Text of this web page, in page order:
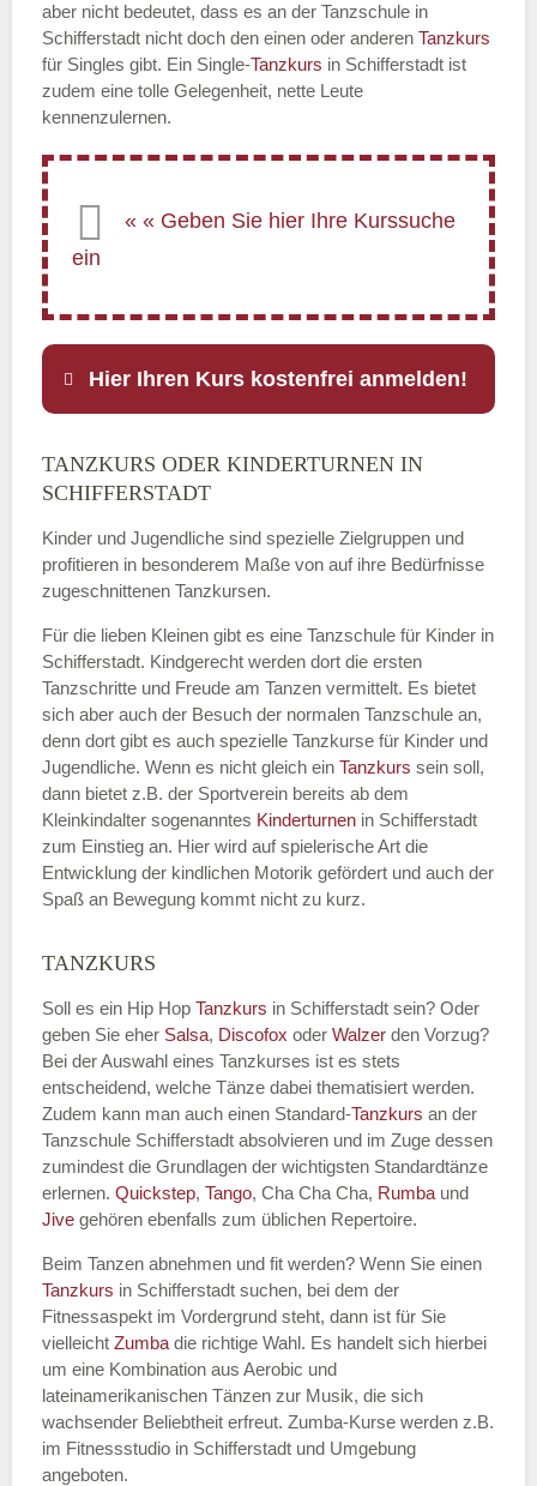
aber nicht bedeutet, dass es an der Tanzschule in
Schifferstadt nicht doch den einen oder anderen Tanzkurs
für Singles gibt. Ein Single-Tanzkurs in Schifferstadt ist
zudem eine tolle Gelegenheit, nette Leute
kennenzulernen.
Hier Ihren Kurs kostenfrei anmelden!
Name
E-Mail*
Name der Tanzschule
Kontakt E-Mail
Name des Tanzkurs*
Tanzart*
TANZKURS ODER KINDERTURNEN IN
SCHIFFERSTADT
Kinder und Jugendliche sind spezielle Zielgruppen und
profitieren in besonderem Maße von auf ihre Bedürfnisse
zugeschnittenen Tanzkursen.
Für die lieben Kleinen gibt es eine Tanzschule für Kinder in
Schifferstadt. Kindgerecht werden dort die ersten
Tanzschritte und Freude am Tanzen vermittelt. Es bietet
sich aber auch der Besuch der normalen Tanzschule an,
denn dort gibt es auch spezielle Tanzkurse für Kinder und
Jugendliche. Wenn es nicht gleich ein Tanzkurs sein soll,
dann bietet z.B. der Sportverein bereits ab dem
Kleinkindalter sogenanntes Kinderturnen in Schifferstadt
zum Einstieg an. Hier wird auf spielerische Art die
Entwicklung der kindlichen Motorik gefördert und auch der
Spaß an Bewegung kommt nicht zu kurz.
TANZKURS
Soll es ein Hip Hop Tanzkurs in Schifferstadt sein? Oder
geben Sie eher Salsa, Discofox oder Walzer den Vorzug?
Bei der Auswahl eines Tanzkurses ist es stets
entscheidend, welche Tänze dabei thematisiert werden.
Zudem kann man auch einen Standard-Tanzkurs an der
Tanzschule Schifferstadt absolvieren und im Zuge dessen
zumindest die Grundlagen der wichtigsten Standardtänze
erlernen. Quickstep, Tango, Cha Cha Cha, Rumba und
Jive gehören ebenfalls zum üblichen Repertoire.
Beim Tanzen abnehmen und fit werden? Wenn Sie einen
Tanzkurs in Schifferstadt suchen, bei dem der
Fitnessaspekt im Vordergrund steht, dann ist für Sie
vielleicht Zumba die richtige Wahl. Es handelt sich hierbei
um eine Kombination aus Aerobic und
lateinamerikanischen Tänzen zur Musik, die sich
wachsender Beliebtheit erfreut. Zumba-Kurse werden z.B.
im Fitnessstudio in Schifferstadt und Umgebung
angeboten.